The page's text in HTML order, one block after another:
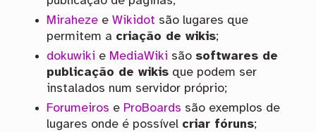
Mirahezee Wikidot são lugares que
permitem a criação de wikis;
dokuwiki e MediaWiki são softwares de
publicação de wikisque podem ser
instalados num servidor próprio;
Forumeiros e ProBoards são exemplos de
lugares onde é possível criar fóruns;